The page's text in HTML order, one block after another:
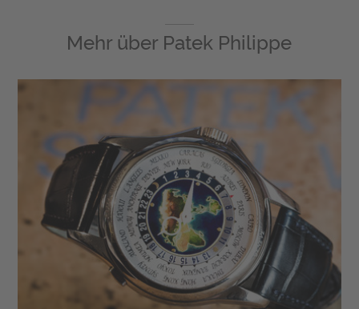
Mehr über Patek Philippe